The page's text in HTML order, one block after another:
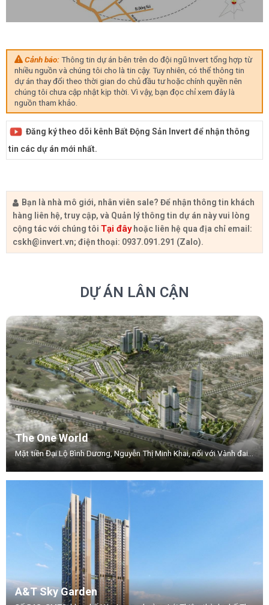
Cảnh báo:Thông tin dự án bên trên do đội ngũ Invert tổng hợp từ
nhiều nguồn và chúng tôi cho là tin cậy. Tuy nhiên, có thể thông tin
dự án thay đổi theo thời gian do chủ đầu tư hoặc chính quyền nên
chúng tôi chưa cập nhật kịp thời. Vì vậy, bạn đọc chỉ xem đây là
nguồn tham khảo.
Đăng ký theo dõi kênh Bất Động Sản Invert để nhận thông
tin các dự án mới nhất.
Bạn là nhà mô giới, nhân viên sale? Để nhận thông tin khách
hàng liên hệ, truy cập, và Quản lý thông tin dự án này vui lòng
cộng tác với chúng tôi Tại đâyhoặc liên hệ qua địa chỉ email:
cskh@invert.vn; điện thoại: 0937.091.291 (Zalo).
DỰ ÁN LÂN CẬN
The One World
Mặt tiền Đại Lộ Bình Dương, Nguyễn Thị Minh Khai, nối với Vành đai 3, Phường .Thuận Giao, TP.Thuận An, Tỉnh Bình Dương.
A&T Sky Garden